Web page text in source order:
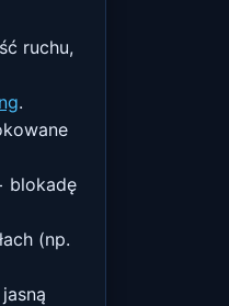
ruchu,
.
blokadę
(np.